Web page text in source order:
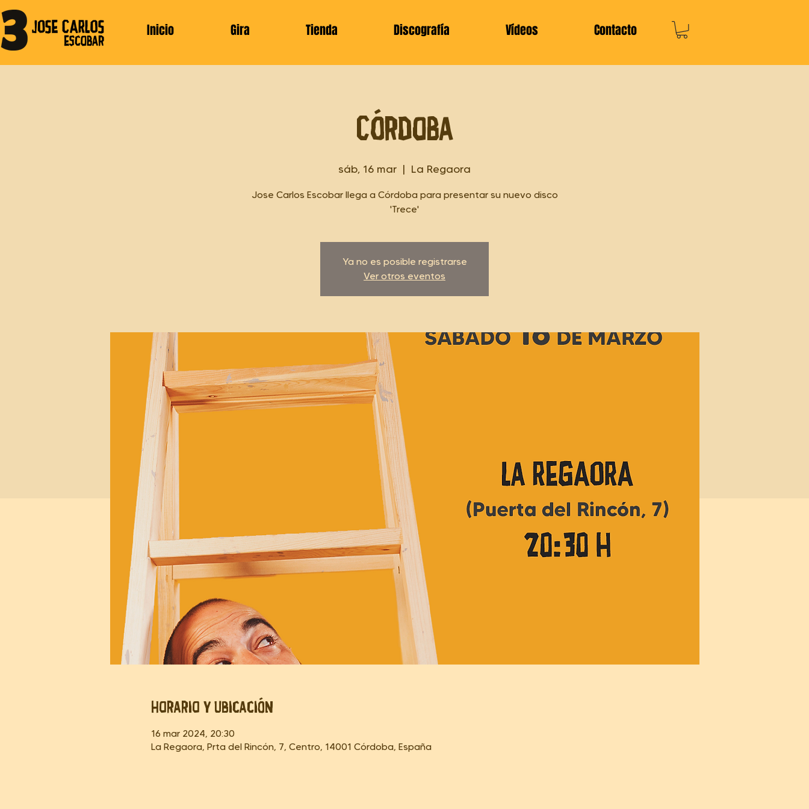
Inicio Gira Tienda Discografía Vídeos Contacto
Córdoba
sáb, 16 mar
  |
La Regaora
Jose Carlos Escobar llega a Córdoba para presentar su nuevo disco
'Trece'
Ya no es posible registrarse
Ver otros eventos
Horario y ubicación
16 mar 2024, 20:30
La Regaora, Prta del Rincón, 7, Centro, 14001 Córdoba, España